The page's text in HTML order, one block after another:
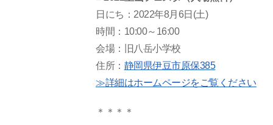
日にち：2022年8月6日(土)
時間：10:00～16:00
会場：旧八岳小学校
住所： 静岡県伊豆市原保385
≫詳細はホームページをご覧ください
＊＊＊＊